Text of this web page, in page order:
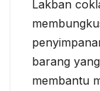
Lakban
barang
membantu